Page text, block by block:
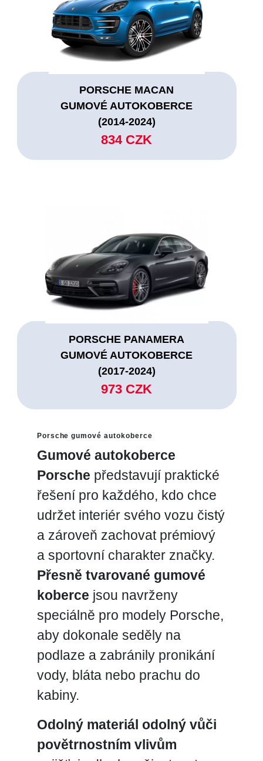
PORSCHE MACAN
GUMOVÉ AUTOKOBERCE
(2014-2024)
834 CZK
PORSCHE PANAMERA
GUMOVÉ AUTOKOBERCE
(2017-2024)
973 CZK
Porsche gumové autokoberce
Gumové autokoberce
Porsche představují praktické
řešení pro každého, kdo chce
udržet interiér svého vozu čistý
a zároveň zachovat prémiový
a sportovní charakter značky.
Přesně tvarované gumové
koberce jsou navrženy
speciálně pro modely Porsche,
aby dokonale seděly na
podlaze a zabránily pronikání
vody, bláta nebo prachu do
kabiny.
Odolný materiál odolný vůči
povětrnostním vlivům